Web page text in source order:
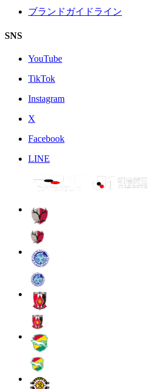
ブランドガイドライン
SNS
YouTube
TikTok
Instagram
X
Facebook
LINE